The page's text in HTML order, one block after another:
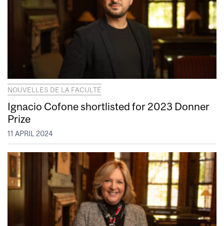
NOUVELLES DE LA FACULTÉ
Ignacio Cofone shortlisted for 2023 Donner
Prize
11 APRIL 2024